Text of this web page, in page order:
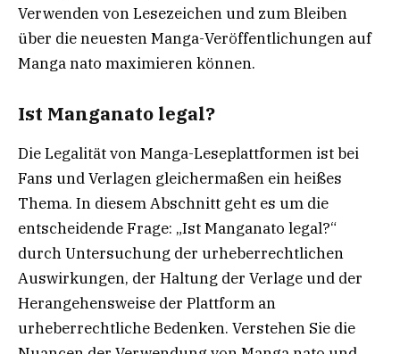
Verwenden von Lesezeichen und zum Bleiben
über die neuesten Manga-Veröffentlichungen auf
Manga nato maximieren können.
Ist Manganato legal?
Die Legalität von Manga-Leseplattformen ist bei
Fans und Verlagen gleichermaßen ein heißes
Thema. In diesem Abschnitt geht es um die
entscheidende Frage: „Ist Manganato legal?“
durch Untersuchung der urheberrechtlichen
Auswirkungen, der Haltung der Verlage und der
Herangehensweise der Plattform an
urheberrechtliche Bedenken. Verstehen Sie die